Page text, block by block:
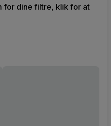
for dine filtre, klik for at